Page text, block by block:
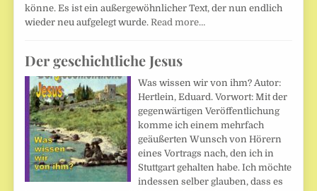
könne. Es ist ein außergewöhnlicher Text, der nun endlich
wieder neu aufgelegt wurde. Read more…
Der geschichtliche Jesus
Was wissen wir von ihm? Autor:
Hertlein, Eduard. Vorwort: Mit der
gegenwärtigen Veröffentlichung
komme ich einem mehrfach
geäußerten Wunsch von Hörern
eines Vortrags nach, den ich in
Stuttgart gehalten habe. Ich möchte
indessen selber glauben, dass es